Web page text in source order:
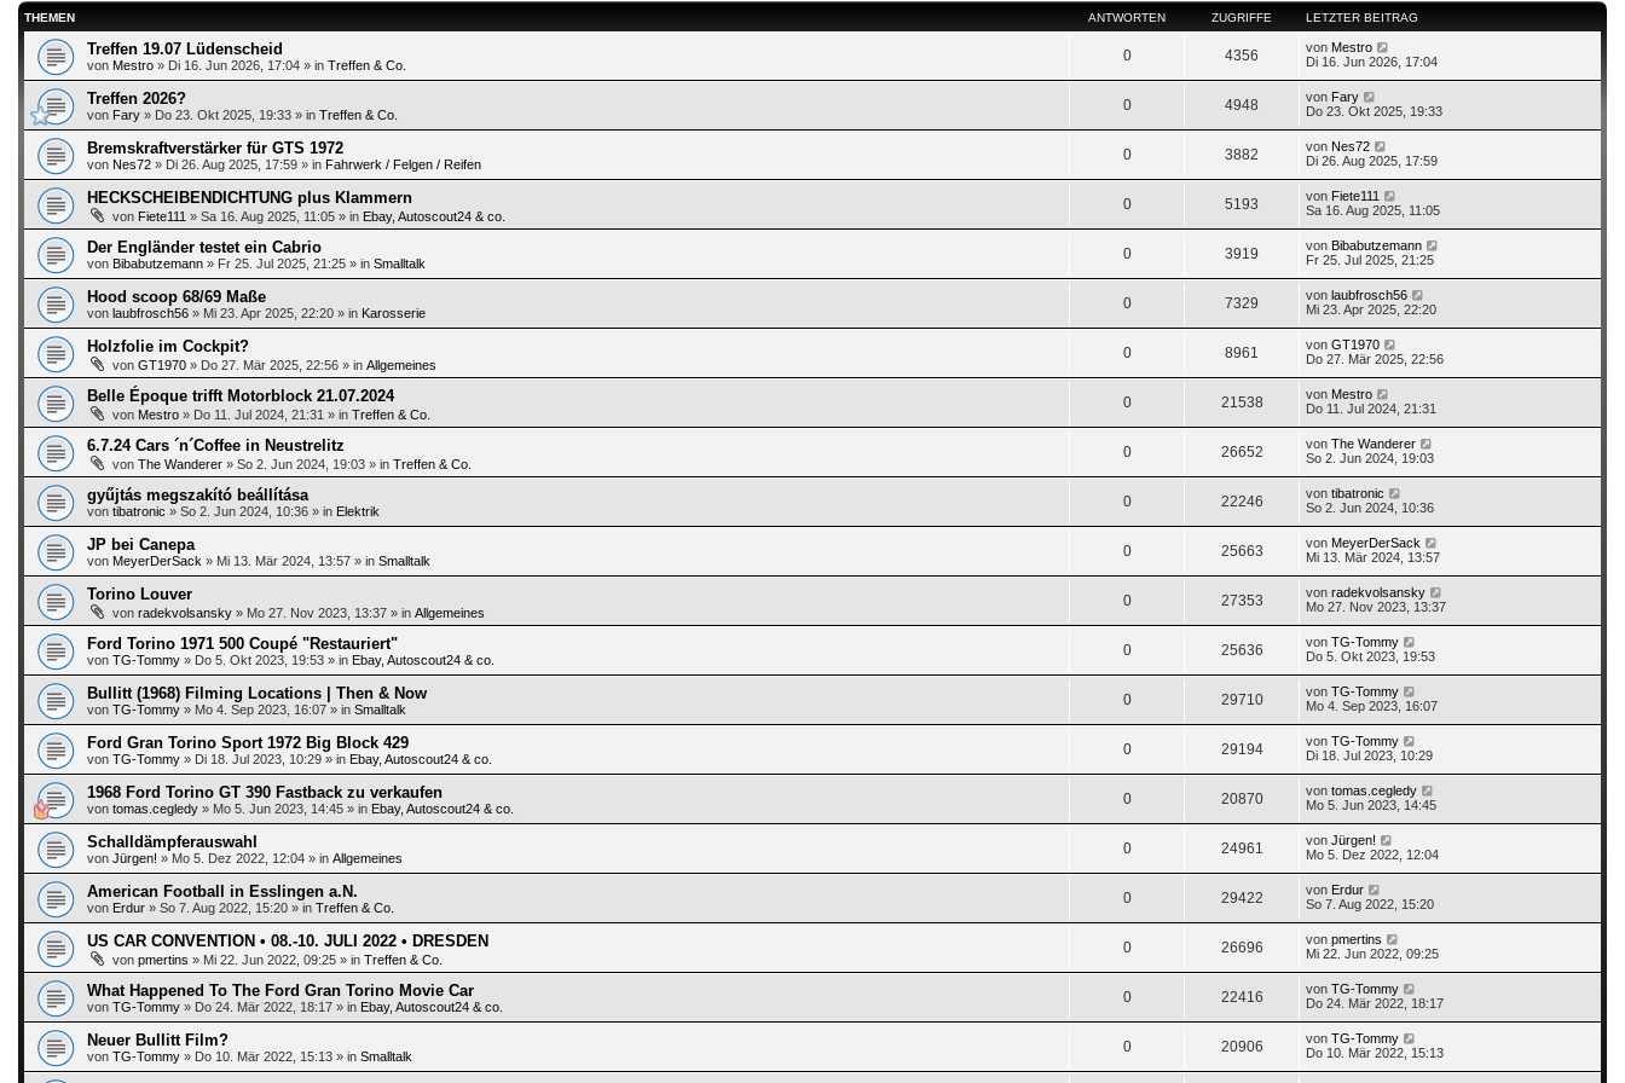
THEMEN ANTWORTEN ZUGRIFFE LETZTER BEITRAG
Treffen 19.07 Lüdenscheid
von Mestro » Di 16. Jun 2026, 17:04 » in Treffen & Co.
0 4356 von Mestro
Di 16. Jun 2026, 17:04
Treffen 2026?
von Fary » Do 23. Okt 2025, 19:33 » in Treffen & Co.
0 4948 von Fary
Do 23. Okt 2025, 19:33
Bremskraftverstärker für GTS 1972
von Nes72 » Di 26. Aug 2025, 17:59 » in Fahrwerk / Felgen / Reifen
0 3882 von Nes72
Di 26. Aug 2025, 17:59
HECKSCHEIBENDICHTUNG plus Klammern
von Fiete111 » Sa 16. Aug 2025, 11:05 » in Ebay, Autoscout24 & co.
0 5193 von Fiete111
Sa 16. Aug 2025, 11:05
Der Engländer testet ein Cabrio
von Bibabutzemann » Fr 25. Jul 2025, 21:25 » in Smalltalk
0 3919 von Bibabutzemann
Fr 25. Jul 2025, 21:25
Hood scoop 68/69 Maße
von laubfrosch56 » Mi 23. Apr 2025, 22:20 » in Karosserie
0 7329 von laubfrosch56
Mi 23. Apr 2025, 22:20
Holzfolie im Cockpit?
von GT1970 » Do 27. Mär 2025, 22:56 » in Allgemeines
0 8961 von GT1970
Do 27. Mär 2025, 22:56
Belle Époque trifft Motorblock 21.07.2024
von Mestro » Do 11. Jul 2024, 21:31 » in Treffen & Co.
0 21538 von Mestro
Do 11. Jul 2024, 21:31
6.7.24 Cars ´n´Coffee in Neustrelitz
von The Wanderer » So 2. Jun 2024, 19:03 » in Treffen & Co.
0 26652 von The Wanderer
So 2. Jun 2024, 19:03
gyűjtás megszakító beállítása
von tibatronic » So 2. Jun 2024, 10:36 » in Elektrik
0 22246 von tibatronic
So 2. Jun 2024, 10:36
JP bei Canepa
von MeyerDerSack » Mi 13. Mär 2024, 13:57 » in Smalltalk
0 25663 von MeyerDerSack
Mi 13. Mär 2024, 13:57
Torino Louver
von radekvolsansky » Mo 27. Nov 2023, 13:37 » in Allgemeines
0 27353 von radekvolsansky
Mo 27. Nov 2023, 13:37
Ford Torino 1971 500 Coupé "Restauriert"
von TG-Tommy » Do 5. Okt 2023, 19:53 » in Ebay, Autoscout24 & co.
0 25636 von TG-Tommy
Do 5. Okt 2023, 19:53
Bullitt (1968) Filming Locations | Then & Now
von TG-Tommy » Mo 4. Sep 2023, 16:07 » in Smalltalk
0 29710 von TG-Tommy
Mo 4. Sep 2023, 16:07
Ford Gran Torino Sport 1972 Big Block 429
von TG-Tommy » Di 18. Jul 2023, 10:29 » in Ebay, Autoscout24 & co.
0 29194 von TG-Tommy
Di 18. Jul 2023, 10:29
1968 Ford Torino GT 390 Fastback zu verkaufen
von tomas.cegledy » Mo 5. Jun 2023, 14:45 » in Ebay, Autoscout24 & co.
0 20870 von tomas.cegledy
Mo 5. Jun 2023, 14:45
Schalldämpferauswahl
von Jürgen! » Mo 5. Dez 2022, 12:04 » in Allgemeines
0 24961 von Jürgen!
Mo 5. Dez 2022, 12:04
American Football in Esslingen a.N.
von Erdur » So 7. Aug 2022, 15:20 » in Treffen & Co.
0 29422 von Erdur
So 7. Aug 2022, 15:20
US CAR CONVENTION • 08.-10. JULI 2022 • DRESDEN
von pmertins » Mi 22. Jun 2022, 09:25 » in Treffen & Co.
0 26696 von pmertins
Mi 22. Jun 2022, 09:25
What Happened To The Ford Gran Torino Movie Car
von TG-Tommy » Do 24. Mär 2022, 18:17 » in Ebay, Autoscout24 & co.
0 22416 von TG-Tommy
Do 24. Mär 2022, 18:17
Neuer Bullitt Film?
von TG-Tommy » Do 10. Mär 2022, 15:13 » in Smalltalk
0 20906 von TG-Tommy
Do 10. Mär 2022, 15:13